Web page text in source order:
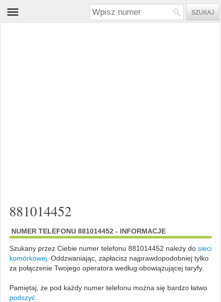
881014452
NUMER TELEFONU 881014452 - INFORMACJE
Szukany przez Ciebie numer telefonu 881014452 należy do sieci
komórkowej. Oddzwaniając, zapłacisz najprawdopodobniej tylko
za połączenie Twojego operatora według obowiązującej taryfy.
Pamiętaj, że pod każdy numer telefonu można się bardzo łatwo
podszyć.